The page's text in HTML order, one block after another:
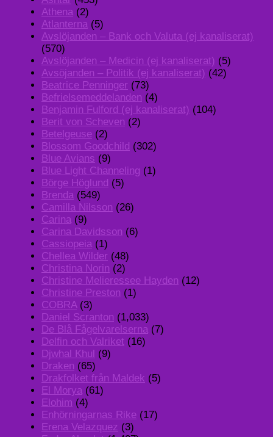
Athena (2)
Atlanterna (5)
Avslöjanden – Bank och Valuta (ej kanaliserat)
(570)
Avslöjanden – Medicin (ej kanaliserat) (5)
Avsöjanden – Politik (ej kanaliserat) (42)
Beatrice Penninger (73)
Befrielsemeddelanden (4)
Benjamin Fulford (ej kanaliserat) (104)
Berit von Scheven (2)
Betelgeuse (2)
Blossom Goodchild (302)
Blue Avians (9)
Blue Light Channeling (1)
Börge Höglund (5)
Brenda (549)
Camilla Nilsson (26)
Carina (9)
Carina Davidsson (6)
Cassiopeia (1)
Chellea Wilder (48)
Christina Norin (2)
Christine Melieressee Hayden (12)
Christine Preston (1)
COBRA(3)
Daniel Scranton (1,033)
De Blå Fågelvarelserna (7)
Delfin och Valriket (16)
Djwhal Khul (9)
Draken (65)
Drakfolket från Maldek (5)
El Morya (61)
Elohim (4)
Enhörningarnas Rike (17)
Erena Velazquez (3)